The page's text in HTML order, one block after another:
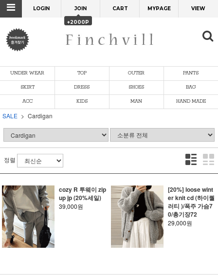
LOGIN JOIN
+2000P
CART MYPAGE VIEW
UNDER WEAR TOP OUTER PANTS
SKIRT DRESS SHOES BAG
ACC KIDS MAN HAND MADE
SALE Cardigan
정렬
cozy R 투웨이 zip
up jp (20%세일)
39,000원
[20%] loose wint
er knit cd (하이퀄
러티 )/폭주 가슴7
0/총기장72
29,000원